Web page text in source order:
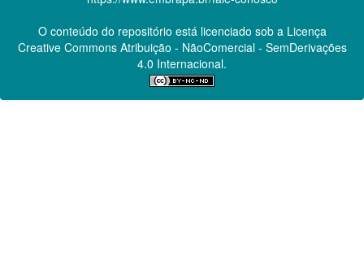
O conteúdo do repositório está licenciado sob a Licença
Creative CommonsAtribuição - NãoComercial - SemDerivações
4.0 Internacional.